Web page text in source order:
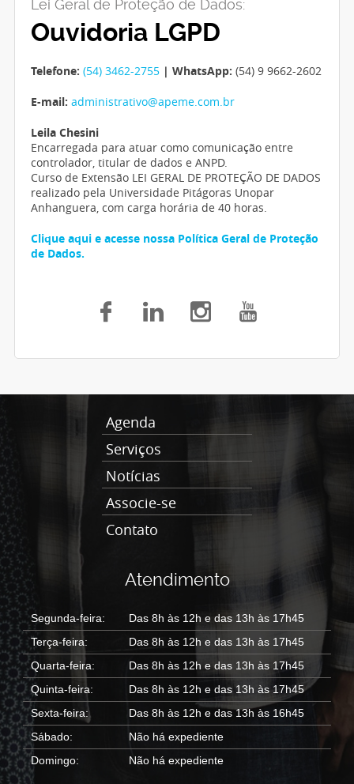
Lei Geral de Proteção de Dados:
Ouvidoria LGPD
Telefone: (54) 3462-2755 | WhatsApp: (54) 9 9662-2602
E-mail: administrativo@apeme.com.br
Leila Chesini
Encarregada para atuar como comunicação entre
controlador, titular de dados e ANPD.
Curso de Extensão LEI GERAL DE PROTEÇÃO DE DADOS
realizado pela Universidade Pitágoras Unopar
Anhanguera, com carga horária de 40 horas.
Clique aqui e acesse nossa Política Geral de Proteção
de Dados.
Agenda
Serviços
Notícias
Associe-se
Contato
Atendimento
Segunda-feira:
Das 8h às 12h e das 13h às 17h45
Terça-feira:
Das 8h às 12h e das 13h às 17h45
Quarta-feira:
Das 8h às 12h e das 13h às 17h45
Quinta-feira:
Das 8h às 12h e das 13h às 17h45
Sexta-feira:
Das 8h às 12h e das 13h às 16h45
Sábado:
Não há expediente
Domingo:
Não há expediente